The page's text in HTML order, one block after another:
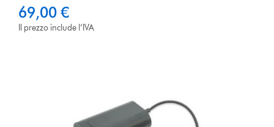
69,00 €
Il prezzo include l’IVA